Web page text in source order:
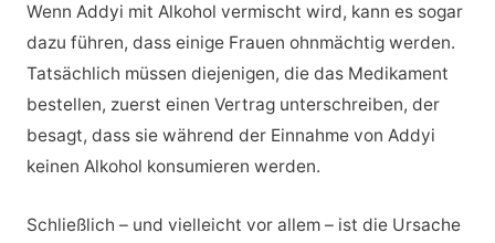
Wenn Addyi mit Alkohol vermischt wird, kann es sogar
dazu führen, dass einige Frauen ohnmächtig werden.
Tatsächlich müssen diejenigen, die das Medikament
bestellen, zuerst einen Vertrag unterschreiben, der
besagt, dass sie während der Einnahme von Addyi
keinen Alkohol konsumieren werden.
Schließlich – und vielleicht vor allem – ist die Ursache